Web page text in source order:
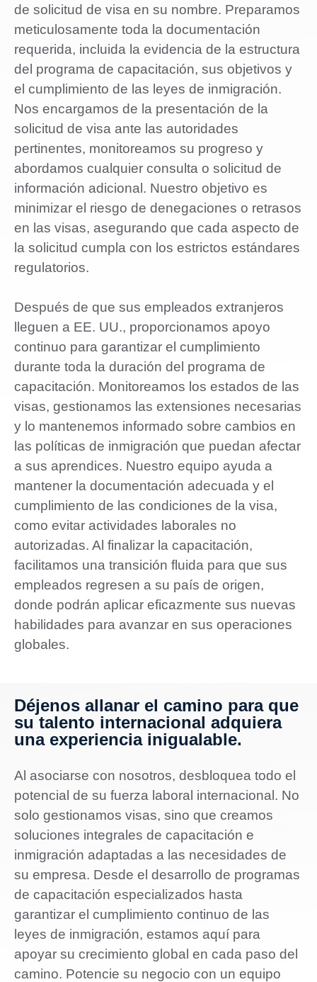
de solicitud de visa en su nombre. Preparamos
meticulosamente toda la documentación
requerida, incluida la evidencia de la estructura
del programa de capacitación, sus objetivos y
el cumplimiento de las leyes de inmigración.
Nos encargamos de la presentación de la
solicitud de visa ante las autoridades
pertinentes, monitoreamos su progreso y
abordamos cualquier consulta o solicitud de
información adicional. Nuestro objetivo es
minimizar el riesgo de denegaciones o retrasos
en las visas, asegurando que cada aspecto de
la solicitud cumpla con los estrictos estándares
regulatorios.
Después de que sus empleados extranjeros
lleguen a EE. UU., proporcionamos apoyo
continuo para garantizar el cumplimiento
durante toda la duración del programa de
capacitación. Monitoreamos los estados de las
visas, gestionamos las extensiones necesarias
y lo mantenemos informado sobre cambios en
las políticas de inmigración que puedan afectar
a sus aprendices. Nuestro equipo ayuda a
mantener la documentación adecuada y el
cumplimiento de las condiciones de la visa,
como evitar actividades laborales no
autorizadas. Al finalizar la capacitación,
facilitamos una transición fluida para que sus
empleados regresen a su país de origen,
donde podrán aplicar eficazmente sus nuevas
habilidades para avanzar en sus operaciones
globales.
Déjenos allanar el camino para que
su talento internacional adquiera
una experiencia inigualable.
Al asociarse con nosotros, desbloquea todo el
potencial de su fuerza laboral internacional. No
solo gestionamos visas, sino que creamos
soluciones integrales de capacitación e
inmigración adaptadas a las necesidades de
su empresa. Desde el desarrollo de programas
de capacitación especializados hasta
garantizar el cumplimiento continuo de las
leyes de inmigración, estamos aquí para
apoyar su crecimiento global en cada paso del
camino. Potencie su negocio con un equipo